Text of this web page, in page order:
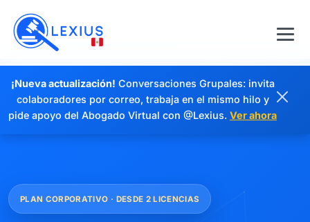
¡Nueva actualización! Conversaciones Grupales: invita
colaboradores por correo, trabaja en el mismo hilo y
pide apoyo del Abogado Virtual con @Lexius. Ver ahora
PLAN CORPORATIVO · DESDE 2 LICENCIAS